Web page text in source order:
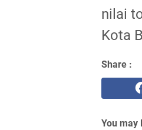
nilai
Kota
Share :
You may